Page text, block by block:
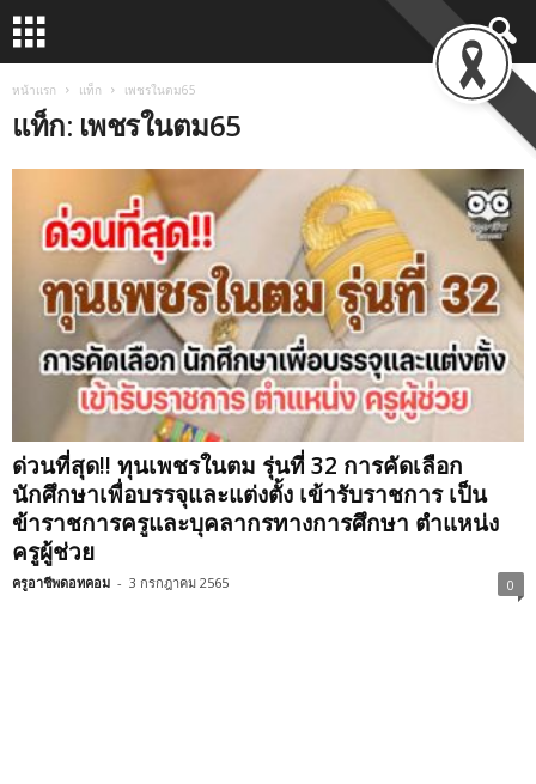
หน้าแรก แท็ก เพชรในตม65
แท็ก: เพชรในตม65
ด่วนที่สุด!! ทุนเพชรในตม รุ่นที่ 32 การคัดเลือก
นักศึกษาเพื่อบรรจุและแต่งตั้ง เข้ารับราชการ เป็น
ข้าราชการครูและบุคลากรทางการศึกษา ตำแหน่ง
ครูผู้ช่วย
ครูอาชีพดอทคอม - 3 กรกฎาคม 2565 0